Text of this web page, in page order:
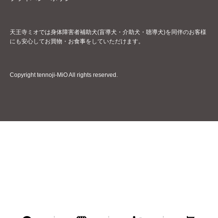
天王寺ミオでは身体障害者補助犬(盲導犬・介助犬・聴導犬)を同伴のお客様
にも安心してお買物・お食事をしていただけます。
Copyright tennoji-MiO All rights reserved.